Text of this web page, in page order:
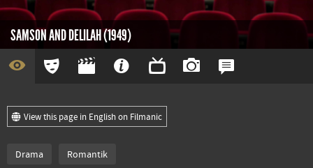
SAMSON AND DELILAH (1949)
View this page in English on Filmanic
Drama Romantik